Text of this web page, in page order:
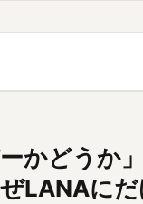
ーかどうか
LANAにだ